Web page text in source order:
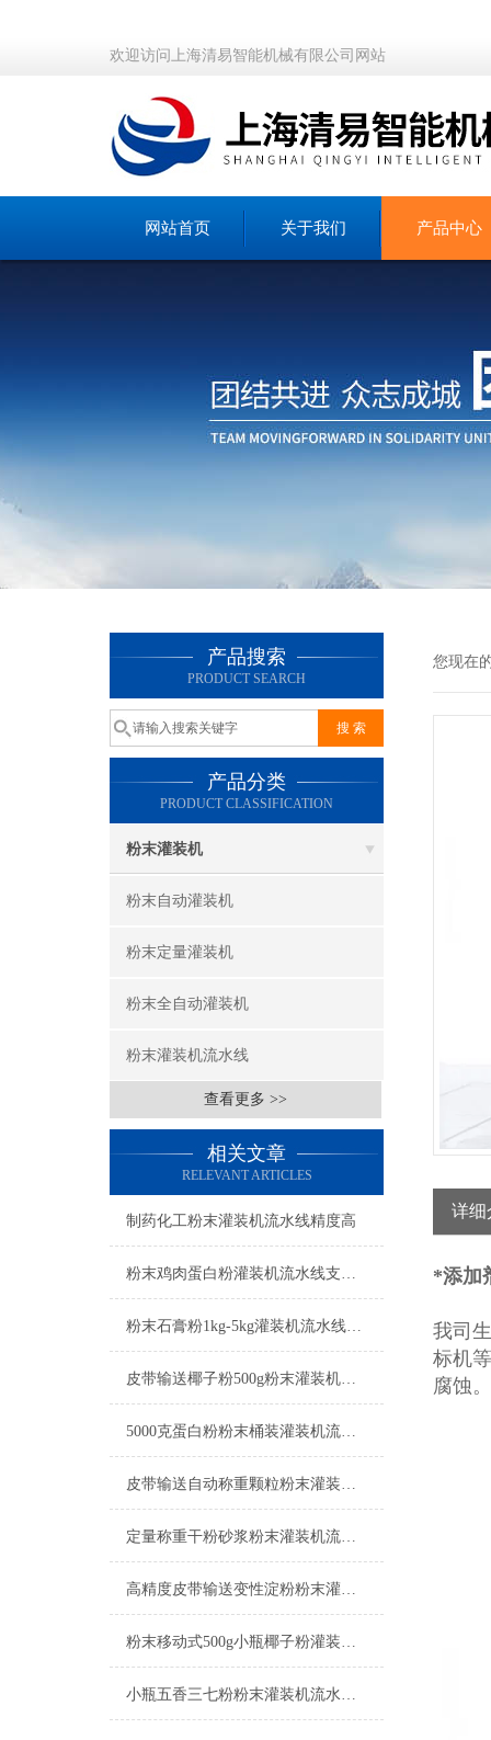
欢迎访问上海清易智能机械有限公司网站
网站首页 关于我们 产品中心
产品搜索
PRODUCT SEARCH
产品分类
PRODUCT CLASSIFICATION
粉末灌装机
粉末自动灌装机
粉末定量灌装机
粉末全自动灌装机
粉末灌装机流水线
查看更多 >>
相关文章
RELEVANT ARTICLES
制药化工粉末灌装机流水线精度高
粉末鸡肉蛋白粉灌装机流水线支持定制
粉末石膏粉1kg-5kg灌装机流水线工厂生产
皮带输送椰子粉500g粉末灌装机流水线
5000克蛋白粉粉末桶装灌装机流水线简介
皮带输送自动称重颗粒粉末灌装机流水线
定量称重干粉砂浆粉末灌装机流水线简介
高精度皮带输送变性淀粉粉末灌装机流水线
粉末移动式500g小瓶椰子粉灌装机流水线参数
小瓶五香三七粉粉末灌装机流水线产品简介
您现在
详细
*添加
我司
标机
腐蚀。